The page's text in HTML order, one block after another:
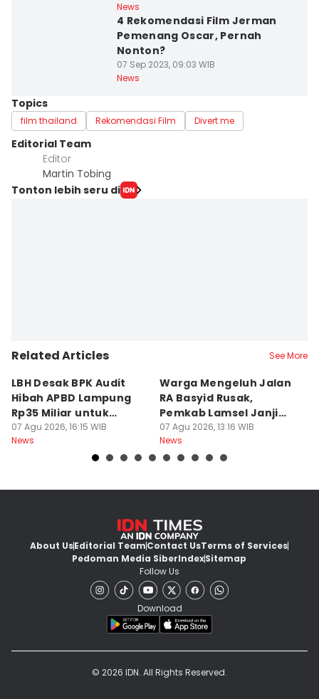
News
4 Rekomendasi Film Jerman
Pemenang Oscar, Pernah
Nonton?
07 Sep 2023, 09:03 WIB
News
Topics
film thailand Rekomendasi Film Divert me
Editorial Team
Editor
Martin Tobing
Tonton lebih seru di
Related Articles See More
LBH Desak BPK Audit
Hibah APBD Lampung
Rp35 Miliar untuk
Kejaksaan
07 Agu 2026, 16:15 WIB
News
Warga Mengeluh Jalan
RA Basyid Rusak,
Pemkab Lamsel Janji
Segera Perbaiki
07 Agu 2026, 13:16 WIB
News
About UsEditorial TeamContact UsTerms of Services
Pedoman Media SiberIndexSitemap
Follow Us
Download
© 2026 IDN. All Rights Reserved.